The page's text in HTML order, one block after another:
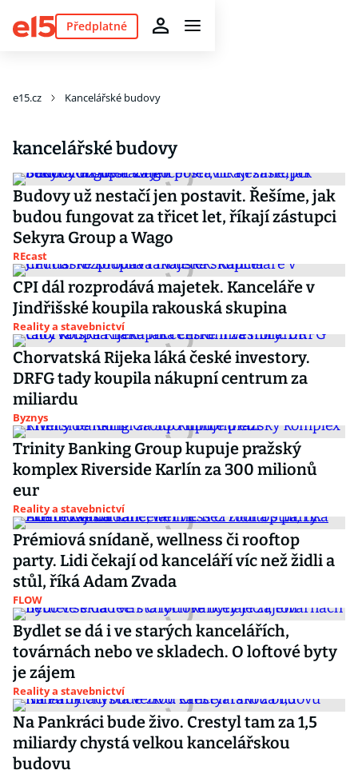
Předplatné
e15.cz Kancelářské budovy
kancelářské budovy
Budovy už nestačí jen postavit. Řešíme, jak
budou fungovat za třicet let, říkají zástupci
Sekyra Group a Wago
REcast
CPI dál rozprodává majetek. Kanceláře v
Jindřišské koupila rakouská skupina
Reality a stavebnictví
Chorvatská Rijeka láká české investory.
DRFG tady koupila nákupní centrum za
miliardu
Byznys
Trinity Banking Group kupuje pražský
komplex Riverside Karlín za 300 milionů
eur
Reality a stavebnictví
Prémiová snídaně, wellness či rooftop
party. Lidi čekají od kanceláří víc než židli a
stůl, říká Adam Zvada
FLOW
Bydlet se dá i ve starých kancelářích,
továrnách nebo ve skladech. O loftové byty
je zájem
Reality a stavebnictví
Na Pankráci bude živo. Crestyl tam za 1,5
miliardy chystá velkou kancelářskou
budovu